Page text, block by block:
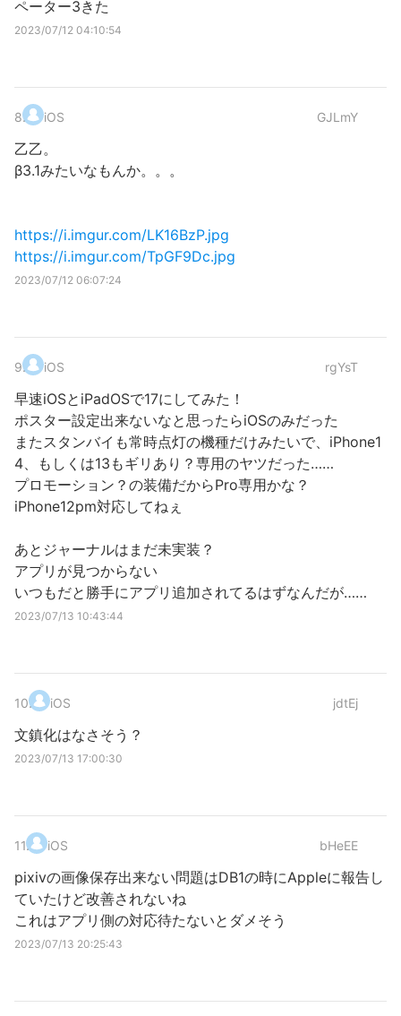
ペーター3きた
2023/07/12 04:10:54
8. iOS GJLmY
乙乙。
β3.1みたいなもんか。。。
https://i.imgur.com/LK16BzP.jpg
https://i.imgur.com/TpGF9Dc.jpg
2023/07/12 06:07:24
9. iOS rgYsT
早速iOSとiPadOSで17にしてみた！
ポスター設定出来ないなと思ったらiOSのみだった
またスタンバイも常時点灯の機種だけみたいで、iPhone1
4、もしくは13もギリあり？専用のヤツだった……
プロモーション？の装備だからPro専用かな？
iPhone12pm対応してねぇ
あとジャーナルはまだ未実装？
アプリが見つからない
いつもだと勝手にアプリ追加されてるはずなんだが……
2023/07/13 10:43:44
10. iOS jdtEj
文鎮化はなさそう？
2023/07/13 17:00:30
11. iOS bHeEE
pixivの画像保存出来ない問題はDB1の時にAppleに報告し
ていたけど改善されないね
これはアプリ側の対応待たないとダメそう
2023/07/13 20:25:43